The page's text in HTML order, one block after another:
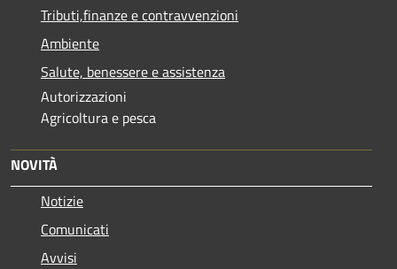
Tributi,finanze e contravvenzioni
Ambiente
Salute, benessere e assistenza
Autorizzazioni
Agricoltura e pesca
NOVITÀ
Notizie
Comunicati
Avvisi